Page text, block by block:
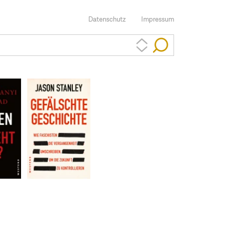
Impressum
Datenschutz